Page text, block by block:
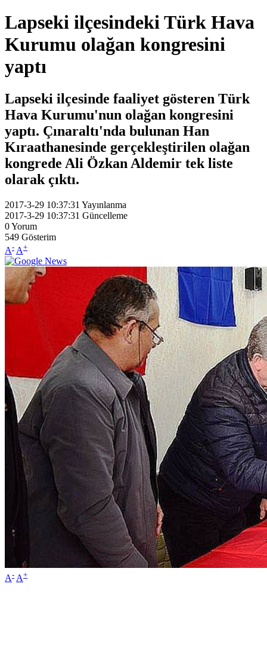
Lapseki ilçesindeki Türk Hava
Kurumu olağan kongresini
yaptı
Lapseki ilçesinde faaliyet gösteren Türk
Hava Kurumu'nun olağan kongresini
yaptı. Çınaraltı'nda bulunan Han
Kıraathanesinde gerçekleştirilen olağan
kongrede Ali Özkan Aldemir tek liste
olarak çıktı.
2017-3-29 10:37:31 Yayınlanma
2017-3-29 10:37:31 Güncelleme
0Yorum
549 Gösterim
A- A+
A- A+